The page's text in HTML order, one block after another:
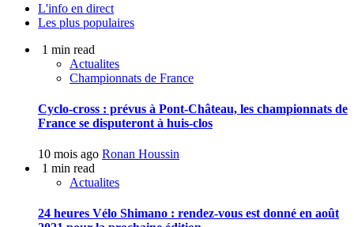
L'info en direct
Les plus populaires
1 min read
Actualites
Championnats de France
Cyclo-cross : prévus à Pont-Château, les championnats de
France se disputeront à huis-clos
10 mois ago Ronan Houssin
1 min read
Actualites
24 heures Vélo Shimano : rendez-vous est donné en août